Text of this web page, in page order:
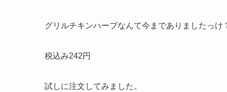
グリルチキンハーブなんて今までありましたっけ
税込み242円
試しに注文してみました。